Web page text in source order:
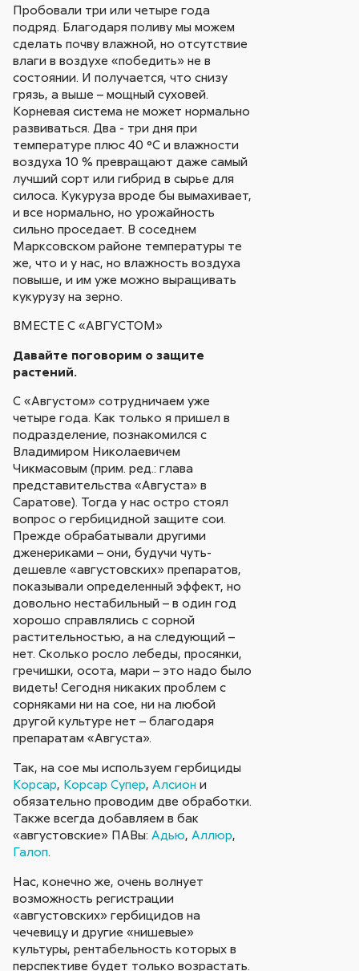
Пробовали три или четыре года
подряд. Благодаря поливу мы можем
сделать почву влажной, но отсутствие
влаги в воздухе «победить» не в
состоянии. И получается, что снизу
грязь, а выше – мощный суховей.
Корневая система не может нормально
развиваться. Два - три дня при
температуре плюс 40 °С и влажности
воздуха 10 % превращают даже самый
лучший сорт или гибрид в сырье для
силоса. Кукуруза вроде бы вымахивает,
и все нормально, но урожайность
сильно проседает. В соседнем
Марксовском районе температуры те
же, что и у нас, но влажность воздуха
повыше, и им уже можно выращивать
кукурузу на зерно.
ВМЕСТЕ С «АВГУСТОМ»
Давайте поговорим о защите
растений.
С «Августом» сотрудничаем уже
четыре года. Как только я пришел в
подразделение, познакомился с
Владимиром Николаевичем
Чикмасовым (прим. ред.: глава
представительства «Августа» в
Саратове). Тогда у нас остро стоял
вопрос о гербицидной защите сои.
Прежде обрабатывали другими
дженериками – они, будучи чуть-
дешевле «августовских» препаратов,
показывали определенный эффект, но
довольно нестабильный – в один год
хорошо справлялись с сорной
растительностью, а на следующий –
нет. Сколько росло лебеды, просянки,
гречишки, осота, мари – это надо было
видеть! Сегодня никаких проблем с
сорняками ни на сое, ни на любой
другой культуре нет – благодаря
препаратам «Августа».
Так, на сое мы используем гербициды
Корсар, Корсар Супер, Алсион и
обязательно проводим две обработки.
Также всегда добавляем в бак
«августовские» ПАВы: Адью, Аллюр,
Галоп.
Нас, конечно же, очень волнует
возможность регистрации
«августовских» гербицидов на
чечевицу и другие «нишевые»
культуры, рентабельность которых в
перспективе будет только возрастать.